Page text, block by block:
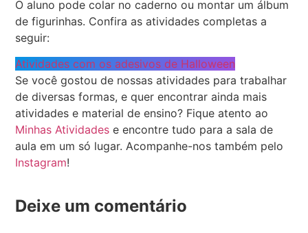
O aluno pode colar no caderno ou montar um álbum
de figurinhas. Confira as atividades completas a
seguir:
Atividades com os adesivos de Halloween
Se você gostou de nossas atividades para trabalhar
de diversas formas, e quer encontrar ainda mais
atividades e material de ensino? Fique atento ao
Minhas Atividades e encontre tudo para a sala de
aula em um só lugar. Acompanhe-nos também pelo
Instagram!
Deixe um comentário